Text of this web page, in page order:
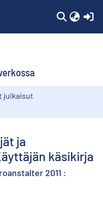
julkaisut
ja
käsikirja
2011 :